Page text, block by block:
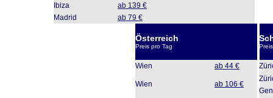
Ibiza
ab 139 €
Madrid
ab 79 €
Österreich
Preis pro Tag
Wien ab 44 €
Wien ab 106 €